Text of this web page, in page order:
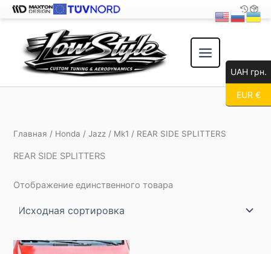
содержимому
Главная / Honda /Jazz / Mk1 / REAR SIDE SPLITTERS
REAR SIDE SPLITTERS
Отображение единственного товара
UAH грн.
EUR €